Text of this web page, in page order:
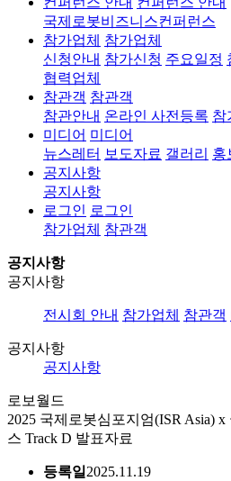
국제로봇비즈니스컨퍼런스
참가업체 참가업체
신청안내 참가신청 주요일정
협력업체
참관객 참관객
참관안내 온라인 사전등록 참
미디어 미디어
뉴스레터 보도자료 갤러리 홍
공지사항
공지사항
로그인 로그인
참가업체 참관객
공지사항
공지사항
전시회 안내 참가업체 참관객
공지사항
공지사항
로보월드
2025 국제로봇심포지엄(ISR Asia)
스 Track D 발표자료
등록일 2025.11.19